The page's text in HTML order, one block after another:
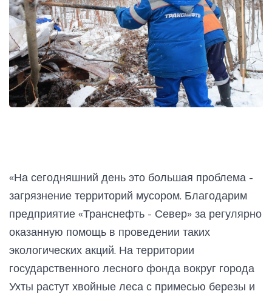
«На сегодняшний день это большая проблема -
загрязнение территорий мусором. Благодарим
предприятие «Транснефть - Север» за регулярно
оказанную помощь в проведении таких
экологических акций. На территории
государственного лесного фонда вокруг города
Ухты растут хвойные леса с примесью березы и